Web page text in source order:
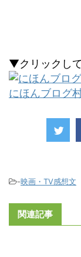
▼クリックし
にほんブログ
-映画・TV感想文
関連記事